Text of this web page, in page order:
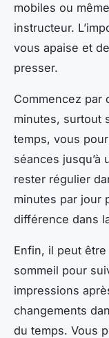
mobiles ou
instructeur.
vous apaise et
presser.
Commencez par
minutes, surtout
temps, vous
séances jusqu’à
rester régulier
minutes par jour
différence dans
Enfin, il peut
sommeil pour
impressions
changements
du temps. Vous